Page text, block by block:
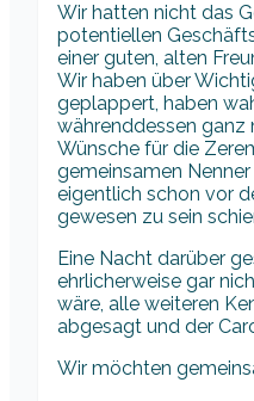
Wir hatten nicht das
potentiellen
einer guten, alten
Wir haben über
geplappert, haben
währenddessen ganz
Wünsche für die
gemeinsamen
eigentlich schon vor
gewesen zu sein
Eine Nacht darüber
ehrlicherweise gar
wäre, alle weiteren
abgesagt und der
Wir möchten